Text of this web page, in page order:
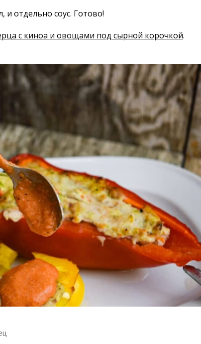
отдельно соус. Готово!
с киноа и овощами под сырной корочкой.